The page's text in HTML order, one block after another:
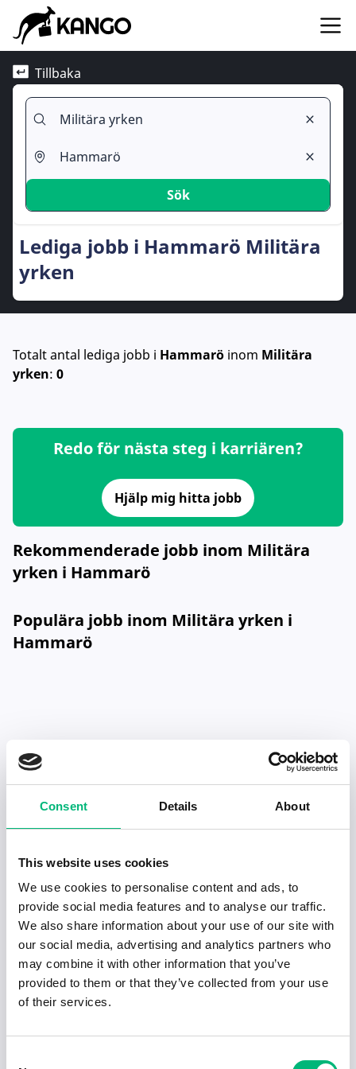
Consent Details About
This website uses cookies
We use cookies to personalise content and ads, to
provide social media features and to analyse our traffic.
We also share information about your use of our site with
our social media, advertising and analytics partners who
may combine it with other information that you’ve
provided to them or that they’ve collected from your use
of their services.
Tillbaka
Sök
Lediga jobb i Hammarö Militära
yrken
Totalt antal lediga jobb i Hammarö inom Militära
yrken: 0
Redo för nästa steg i karriären?
Hjälp mig hitta jobb
Rekommenderade jobb inom Militära
yrken i Hammarö
Populära jobb inom Militära yrken i
Hammarö
Senaste publiceringarna i Jobbnytt
Visa fler artiklar